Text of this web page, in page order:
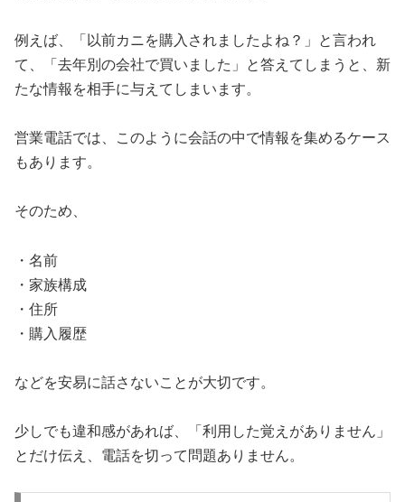
例えば、「以前カニを購入されましたよね？」と言われ
て、「去年別の会社で買いました」と答えてしまうと、新
たな情報を相手に与えてしまいます。
営業電話では、このように会話の中で情報を集めるケース
もあります。
そのため、
・名前
・家族構成
・住所
・購入履歴
などを安易に話さないことが大切です。
少しでも違和感があれば、「利用した覚えがありません」
とだけ伝え、電話を切って問題ありません。